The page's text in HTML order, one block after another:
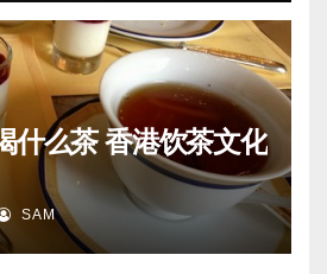
什么茶 香港饮茶文化
SAM